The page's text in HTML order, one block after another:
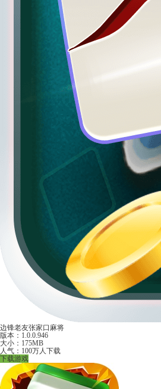
边锋老友张家口麻将
版本：1.0.0.946
大小：175MB
人气：100万人下载
下载游戏